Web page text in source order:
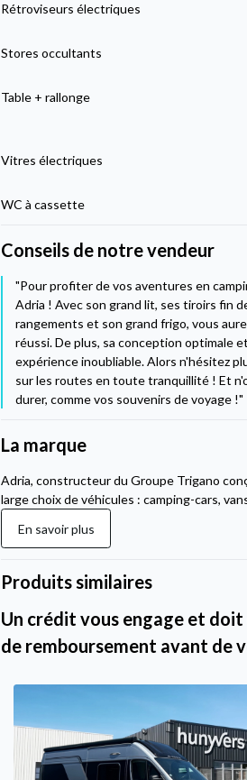
Rétroviseurs électriques
Stores occultants
Table + rallonge
Vitres électriques
WC à cassette
Conseils de notre vendeur
"Pour profiter de vos aventures en
Adria ! Avec son grand lit, ses tiroirs fin
rangements et son grand frigo, vous
réussi. De plus, sa conception optimale
expérience inoubliable. Alors n'hésitez
sur les routes en toute tranquillité ! Et
durer, comme vos souvenirs de voyage !"
La marque
Adria, constructeur du Groupe Trigano
large choix de véhicules : camping-cars,
En savoir plus
Produits similaires
Un crédit vous engage et
de remboursement avant de